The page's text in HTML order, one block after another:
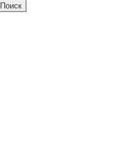
Поиск